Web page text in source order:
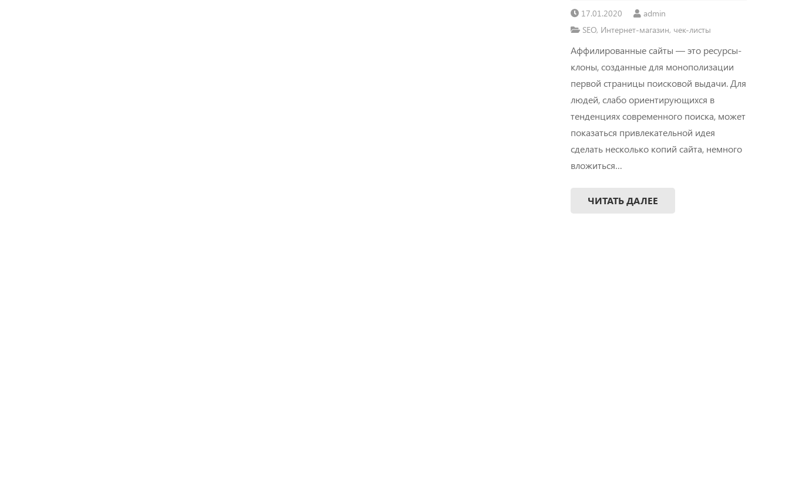
17.01.2020
admin
SEO, Интернет-магазин, чек-листы
Аффилированные сайты — это ресурсы-
клоны, созданные для монополизации
первой страницы поисковой выдачи. Для
людей, слабо ориентирующихся в
тенденциях современного поиска, может
показаться привлекательной идея
сделать несколько копий сайта, немного
вложиться…
ЧИТАТЬ ДАЛЕЕ